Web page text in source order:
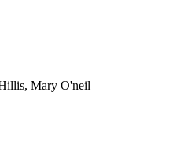
Mary O'neil